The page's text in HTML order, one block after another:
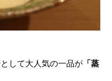
として大人気の一品が 「蒸